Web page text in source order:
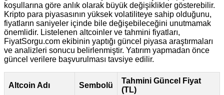
koşullarına göre anlık olarak büyük değişiklikler gösterebilir.
Kripto para piyasasının yüksek volatiliteye sahip olduğunu,
fiyatların saniyeler içinde bile değişebileceğini unutmamak
önemlidir. Listelenen altcoinler ve tahmini fiyatları,
FiyatSorgu.com ekibinin yaptığı güncel piyasa araştırmaları
ve analizleri sonucu belirlenmiştir. Yatırım yapmadan önce
güncel verilere başvurulması tavsiye edilir.
Altcoin Adı Sembolü
Tahmini Güncel Fiyat
(TL)